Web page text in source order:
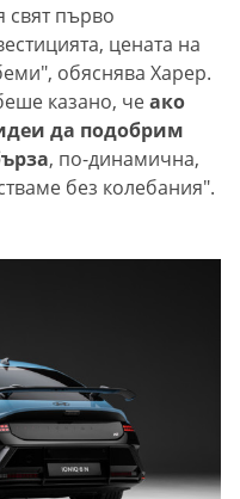
свят първо
цената на
обяснява Харер.
казано, чеако
да подобрим
, по-динамична,
без колебания".